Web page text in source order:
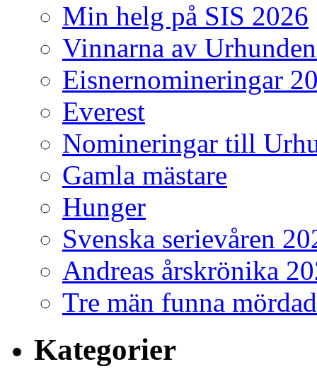
Min helg på SIS 2026
Vinnarna av
Eisnernomineringar
Everest
Nomineringar till
Gamla mästare
Hunger
Svenska serievåren
Andreas årskrönika
Tre män funna
Kategorier